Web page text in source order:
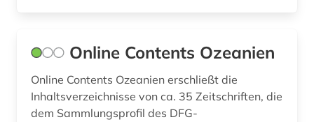
hertz, heinrich | physiker; hochschullehrer;
Online Contents Ozeanien
Online Contents Ozeanien erschließt die
Inhaltsverzeichnisse von ca. 35 Zeitschriften, die
dem Sammlungsprofil des DFG-